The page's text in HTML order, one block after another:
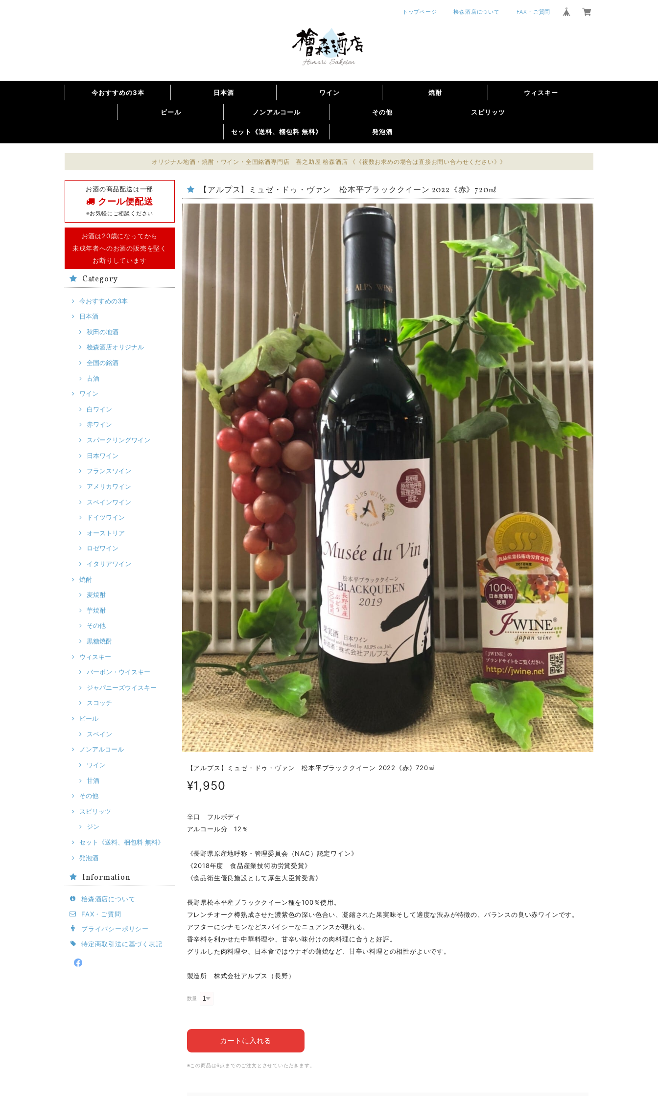
トップページ 桧森酒店について FAX・ご質問
今おすすめの3本 日本酒 ワイン 焼酎 ウィスキー
ビール ノンアルコール その他 スピリッツ
セット《送料、梱包料 無料》 発泡酒
オリジナル地酒・焼酎・ワイン・全国銘酒専門店 喜之助屋 桧森酒店 《《複数お求めの場合は直接お問い合わせください》》
お酒の商品配送は一部
クール便配送
※お気軽にご相談ください
お酒は20歳になってから
未成年者へのお酒の販売を堅く
お断りしています
Category
今おすすめの3本
日本酒
秋田の地酒
桧森酒店オリジナル
全国の銘酒
古酒
ワイン
白ワイン
赤ワイン
スパークリングワイン
日本ワイン
フランスワイン
アメリカワイン
スペインワイン
ドイツワイン
オーストリア
ロゼワイン
イタリアワイン
焼酎
麦焼酎
芋焼酎
その他
黒糖焼酎
ウィスキー
バーボン・ウイスキー
ジャパニーズウイスキー
スコッチ
ビール
スペイン
ノンアルコール
ワイン
甘酒
その他
スピリッツ
ジン
セット《送料、梱包料 無料》
発泡酒
Information
桧森酒店について
FAX・ご質問
プライバシーポリシー
特定商取引法に基づく表記
【アルプス】ミュゼ・ドゥ・ヴァン 松本平ブラッククイーン 2022《赤》720㎖
【アルプス】ミュゼ・ドゥ・ヴァン 松本平ブラッククイーン 2022《赤》720㎖
¥1,950
辛口 フルボディ
アルコール分 12％
《長野県原産地呼称・管理委員会（NAC）認定ワイン》
《2018年度 食品産業技術功労賞受賞》
《食品衛生優良施設として厚生大臣賞受賞》
長野県松本平産ブラッククイーン種を100％使用。
フレンチオーク樽熟成させた濃紫色の深い色合い、凝縮された果実味そして適度な渋みが特徴の、バランスの良い赤ワインです。
アフターにシナモンなどスパイシーなニュアンスが現れる。
香辛料を利かせた中華料理や、甘辛い味付けの肉料理に合うと好評。
グリルした肉料理や、日本食ではウナギの蒲焼など、甘辛い料理との相性がよいです。
製造所 株式会社アルプス（長野）
数量
カートに入れる
※この商品は6点までのご注文とさせていただきます。